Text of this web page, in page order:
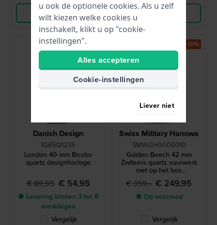
Bekijk Product
Danish Design
IQ65Q1235
London 40 mm Bicolor
quartz designhorloge
€ 89,95 € 54,95
● Levering binnen 3 tot 6
werkdagen
Vergelijk
-40%
Swiss Military Hanowa
SMWGH0006010
Golden Beech 42 mm
Zwitsers quartz suurwerk
met op het bos
geïnspireerde wijzerplaat
€ 359,- € 249,95
● Op voorraad
Vergelijk
-30%
u ook de optionele cookies. Als u zelf
wilt kiezen welke cookies u
inschakelt, klikt u op "cookie-
instellingen".
Alles accepteren
Cookie-instellingen
Liever niet